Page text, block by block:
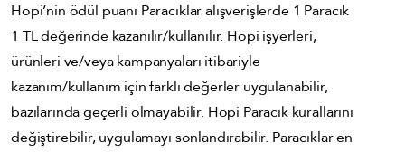
Hopi’nin ödül puanı Paracıklar alışverişlerde 1 Paracık
1 TL değerinde kazanılır/kullanılır. Hopi işyerleri,
ürünleri ve/veya kampanyaları itibariyle
kazanım/kullanım için farklı değerler uygulanabilir,
bazılarında geçerli olmayabilir. Hopi Paracık kurallarını
değiştirebilir, uygulamayı sonlandırabilir. Paracıklar en